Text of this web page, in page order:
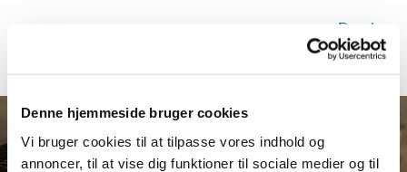
Denne hjemmeside bruger cookies
Vi bruger cookies til at tilpasse vores indhold og
annoncer, til at vise dig funktioner til sociale medier og til
Dansk
Gudstjenester i Visborg kirke